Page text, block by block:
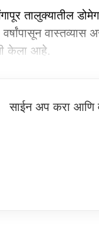
तालुक्यातील
केला आहे.
साईन अप करा आणि